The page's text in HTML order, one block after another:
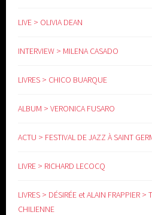
LIVE > OLIVIA DEAN
INTERVIEW > MILENA CASADO
LIVRES > CHICO BUARQUE
ALBUM > VERONICA FUSARO
ACTU > FESTIVAL DE JAZZ À SAINT
LIVRE > RICHARD LECOCQ
LIVRES > DÉSIRÉE et ALAIN FRAPPIER >
CHILIENNE